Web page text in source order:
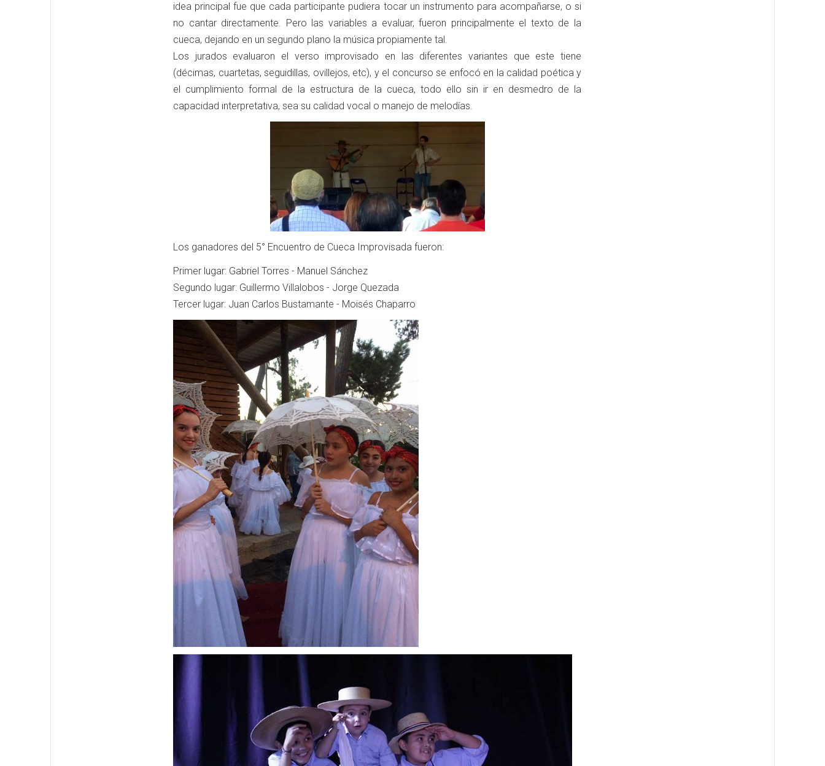
idea principal fue que cada participante pudiera tocar un instrumento para acompañarse, o si
no cantar directamente. Pero las variables a evaluar, fueron principalmente el texto de la
cueca, dejando en un segundo plano la música propiamente tal.
Los jurados evaluaron el verso improvisado en las diferentes variantes que este tiene
(décimas, cuartetas, seguidillas, ovillejos, etc), y el concurso se enfocó en la calidad poética y
el cumplimiento formal de la estructura de la cueca, todo ello sin ir en desmedro de la
capacidad interpretativa, sea su calidad vocal o manejo de melodías.
Los ganadores del 5° Encuentro de Cueca Improvisada fueron:
Primer lugar: Gabriel Torres - Manuel Sánchez
Segundo lugar: Guillermo Villalobos - Jorge Quezada
Tercer lugar: Juan Carlos Bustamante - Moisés Chaparro